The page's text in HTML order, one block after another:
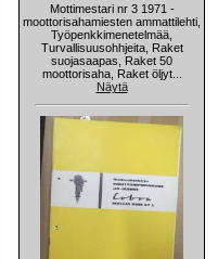
Mottimestari nr 3 1971 -
moottorisahamiesten ammattilehti,
Työpenkkimenetelmää,
Turvallisuusohhjeita, Raket
suojasaapas, Raket 50
moottorisaha, Raket öljyt...
Näytä